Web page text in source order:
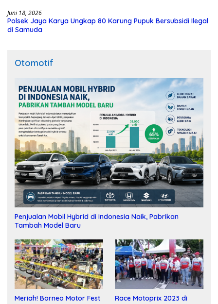
Juni 18, 2026
Polsek Jaya Karya Ungkap 80 Karung Pupuk Bersubsidi Ilegal
di Samuda
Otomotif
Penjualan Mobil Hybrid di Indonesia Naik, Pabrikan
Tambah Model Baru
Meriah! Borneo Motor Fest
Race Motoprix 2023 di